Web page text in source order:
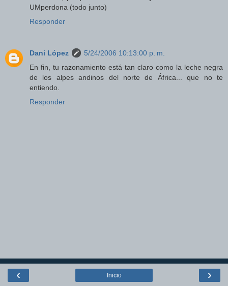
UMperdona (todo junto)
Responder
Dani López
5/24/2006 10:13:00 p. m.
En fin, tu razonamiento está tan claro como la leche negra
de los alpes andinos del norte de África... que no te
entiendo.
Responder
‹ ›
Inicio